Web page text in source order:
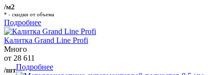
/м2
* - скидки от объема
Подробнее
Калитка Grand Line Profi
Много
от 28 611
/штПодробнее